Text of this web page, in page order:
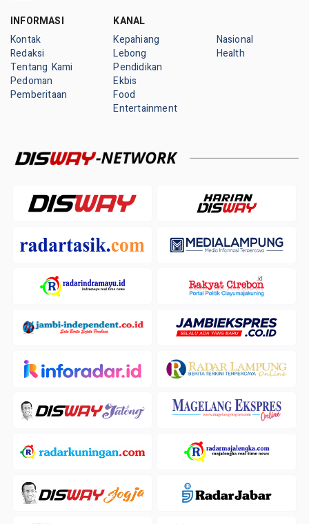
INFORMASI
Kontak
Redaksi
Tentang Kami
Pedoman
Pemberitaan
KANAL
Kepahiang
Lebong
Pendidikan
Ekbis
Food
Entertainment
Nasional
Health